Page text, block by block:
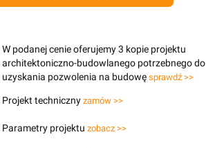
W podanej cenie oferujemy 3 kopie projektu
architektoniczno-budowlanego potrzebnego do
uzyskania pozwolenia na budowę sprawdź >>
Projekt techniczny zamów >>
Parametry projektu zobacz >>